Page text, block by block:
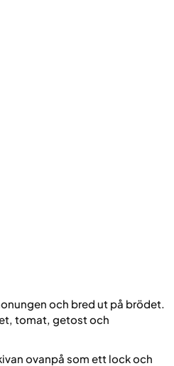
och bred ut på brödet.
tomat, getost och
ovanpå som ett lock och